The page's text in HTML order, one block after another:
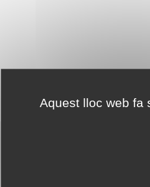
Aquest lloc web fa